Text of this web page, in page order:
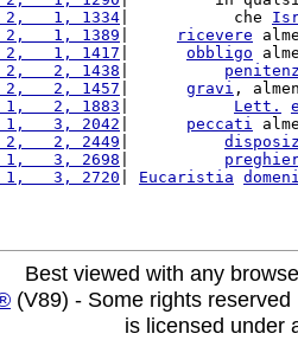
2,   1, 1334
|           che
2,   1, 1389
ricevere
2,   1, 1417
obbligo
2,   2, 1438
2,   2, 1457
gravi ,
1,   2, 1883
Lett.
1,   3, 2042
peccati
2,   2, 2449
1,   3, 2698
1,   3, 2720
Eucaristia
Best viewed with any
(V89) - Some rights
is licensed under